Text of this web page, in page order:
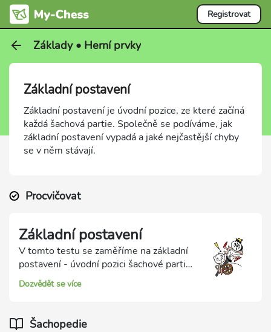
Registrovat
Základy • Herní prvky
Základní postavení
Základní postavení je úvodní pozice, ze které začíná
každá šachová partie. Společně se podíváme, jak
základní postavení vypadá a jaké nejčastější chyby
se v něm stávají.
Procvičovat
Základní postavení
V tomto testu se zaměříme na základní
postavení - úvodní pozici šachové partie.
Procvičíme si, jak se základní postavení
staví. A vyzkoušíme si odhalování
Dozvědět se více
Šachopedie